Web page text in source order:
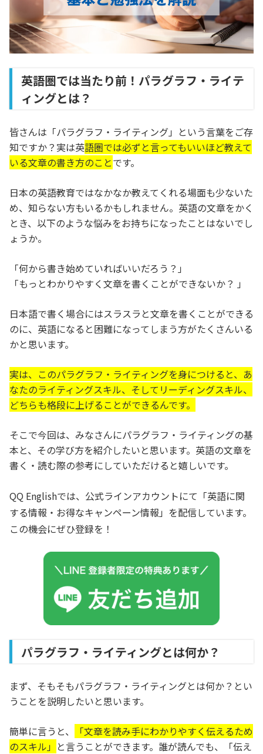
英語圏では当たり前！パラグラフ・ライテ
ィングとは？
皆さんは「パラグラフ・ライティング」という言葉をご存
知ですか？実は英語圏では必ずと言ってもいいほど教えて
いる文章の書き方のことです。
日本の英語教育ではなかなか教えてくれる場面も少ないた
め、知らない方もいるかもしれません。英語の文章をかく
とき、以下のような悩みをお持ちになったことはないでし
ょうか。
「何から書き始めていればいいだろう？」
「もっとわかりやすく文章を書くことができないか？ 」
日本語で書く場合にはスラスラと文章を書くことができる
のに、英語になると困難になってしまう方がたくさんいる
かと思います。
実は、このパラグラフ・ライティングを身につけると、あ
なたのライティングスキル、そしてリーディングスキル、
どちらも格段に上げることができるんです。
そこで今回は、みなさんにパラグラフ・ライティングの基
本と、その学び方を紹介したいと思います。英語の文章を
書く・読む際の参考にしていただけると嬉しいです。
QQ Englishでは、公式ラインアカウントにて「英語に関
する情報・お得なキャンペーン情報」を配信しています。
この機会にぜひ登録を！
パラグラフ・ライティングとは何か？
まず、そもそもパラグラフ・ライティングとは何か？とい
うことを説明したいと思います。
簡単に言うと、
「文章を読み手にわかりやすく伝えるため
のスキル」 と言うことができます。誰が読んでも、「伝え